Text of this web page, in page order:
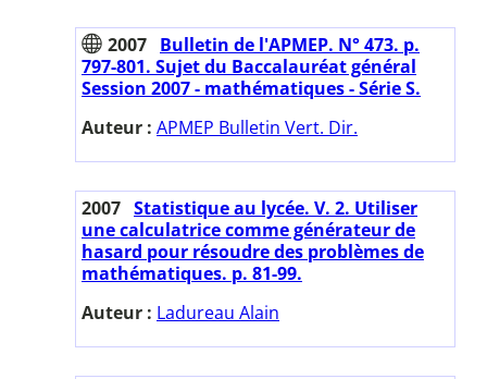
2007 Bulletin de l'APMEP. N° 473. p.
797-801. Sujet du Baccalauréat général
Session 2007 - mathématiques - Série S.
Auteur : APMEP Bulletin Vert. Dir.
2007 Statistique au lycée. V. 2. Utiliser
une calculatrice comme générateur de
hasard pour résoudre des problèmes de
mathématiques. p. 81-99.
Auteur : Ladureau Alain